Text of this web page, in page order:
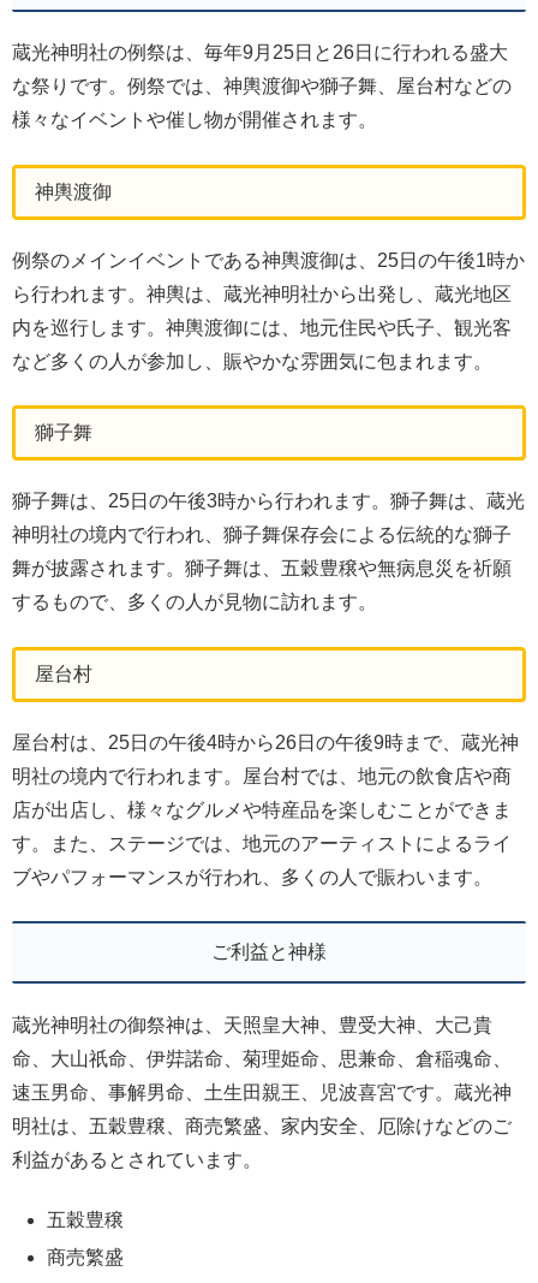
蔵光神明社の例祭は、毎年9月25日と26日に行われる盛大
な祭りです。例祭では、神輿渡御や獅子舞、屋台村などの
様々なイベントや催し物が開催されます。
神輿渡御
例祭のメインイベントである神輿渡御は、25日の午後1時か
ら行われます。神輿は、蔵光神明社から出発し、蔵光地区
内を巡行します。神輿渡御には、地元住民や氏子、観光客
など多くの人が参加し、賑やかな雰囲気に包まれます。
獅子舞
獅子舞は、25日の午後3時から行われます。獅子舞は、蔵光
神明社の境内で行われ、獅子舞保存会による伝統的な獅子
舞が披露されます。獅子舞は、五穀豊穣や無病息災を祈願
するもので、多くの人が見物に訪れます。
屋台村
屋台村は、25日の午後4時から26日の午後9時まで、蔵光神
明社の境内で行われます。屋台村では、地元の飲食店や商
店が出店し、様々なグルメや特産品を楽しむことができま
す。また、ステージでは、地元のアーティストによるライ
ブやパフォーマンスが行われ、多くの人で賑わいます。
ご利益と神様
蔵光神明社の御祭神は、天照皇大神、豊受大神、大己貴
命、大山祇命、伊弉諾命、菊理姫命、思兼命、倉稲魂命、
速玉男命、事解男命、土生田親王、児波喜宮です。蔵光神
明社は、五穀豊穣、商売繁盛、家内安全、厄除けなどのご
利益があるとされています。
五穀豊穣
商売繁盛